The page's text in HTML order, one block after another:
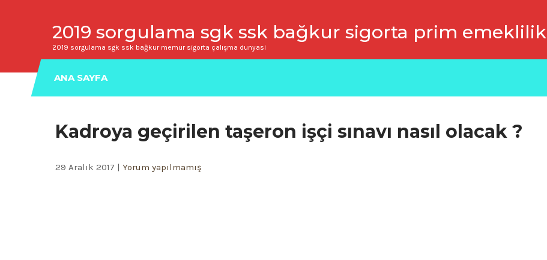
2019 sorgulama sgk ssk bağkur sigorta prim emeklilik
2019 sorgulama sgk ssk bağkur memur sigorta çalışma dunyasi
ANA SAYFA
Kadroya geçirilen taşeron işçi sınavı nasıl olacak ?
29 Aralık 2017 | Yorum yapılmamış